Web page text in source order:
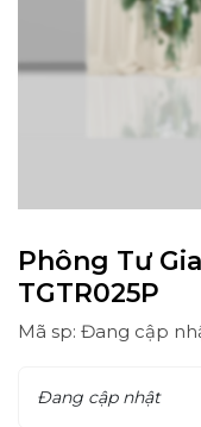
Phông Tư
TGTR025P
Mã sp: Đang cập
Đang cập nhật